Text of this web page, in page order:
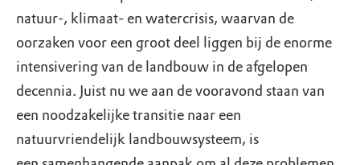
natuur-, klimaat- en watercrisis, waarvan de
oorzaken voor een groot deel liggen bij de enorme
intensivering van de landbouw in de afgelopen
decennia. Juist nu we aan de vooravond staan van
een noodzakelijke transitie naar een
natuurvriendelijk landbouwsysteem, is